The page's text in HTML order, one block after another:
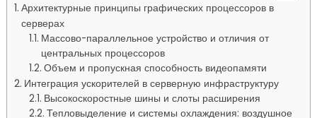
Архитектурные принципы графических процессоров в
серверах
Массово-параллельное устройство и отличия от
центральных процессоров
Объем и пропускная способность видеопамяти
Интеграция ускорителей в серверную инфраструктуру
Высокоскоростные шины и слоты расширения
Тепловыделение и системы охлаждения: воздушное